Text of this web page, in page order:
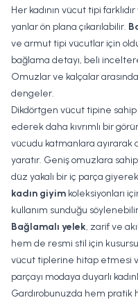
Her kadının vücut tipi
yanlar ön plana çıkarılabilir.
ve armut tipi vücutlar için
bağlama detayı, beli
Omuzlar ve kalçalar
dengeler.
Dikdörtgen vücut tipine
ederek daha kıvrımlı bir
vücudu katmanlara
yaratır. Geniş omuzlara
düz yakalı bir iç parça
kadın giyim koleksiyonları
kullanım sunduğu
Bağlamalı yelek, zarif ve
hem de resmi stil için
vücut tiplerine hitap etmesi
parçayı modaya duyarlı
Gardırobunuzda hem pratik